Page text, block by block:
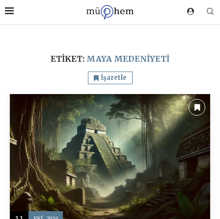
ETIKET: MAYA MEDENIYETI
İşaretle